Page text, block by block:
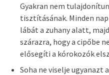
Gyakran nem
tisztításának. Minden
lábát a zuhany alatt,
szárazra, hogy a cipőbe
elősegíti a kórokozók
Soha ne viselje ugyanazt